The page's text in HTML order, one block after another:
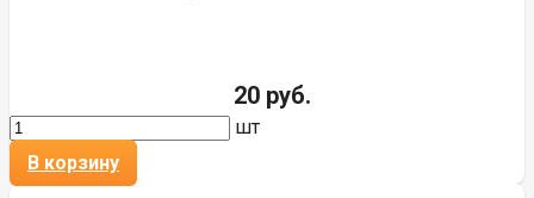
20 руб.
шт
В корзину